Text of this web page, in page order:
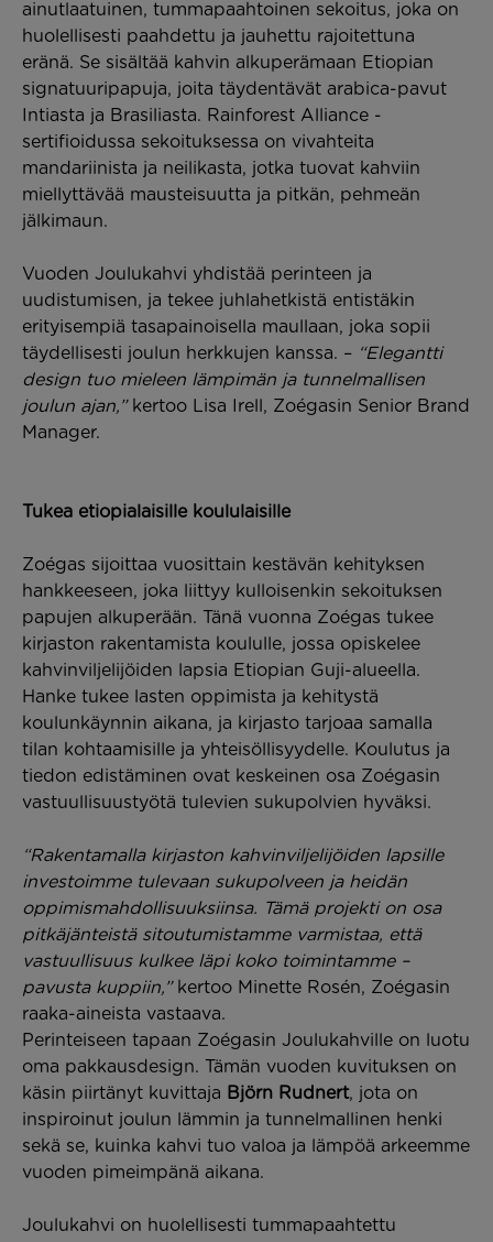
ainutlaatuinen, tummapaahtoinen sekoitus, joka on
huolellisesti paahdettu ja jauhettu rajoitettuna
eränä. Se sisältää kahvin alkuperämaan Etiopian
signatuuripapuja, joita täydentävät arabica-pavut
Intiasta ja Brasiliasta. Rainforest Alliance -
sertifioidussa sekoituksessa on vivahteita
mandariinista ja neilikasta, jotka tuovat kahviin
miellyttävää mausteisuutta ja pitkän, pehmeän
jälkimaun.
Vuoden Joulukahvi yhdistää perinteen ja
uudistumisen, ja tekee juhlahetkistä entistäkin
erityisempiä tasapainoisella maullaan, joka sopii
täydellisesti joulun herkkujen kanssa. – “Elegantti
design tuo mieleen lämpimän ja tunnelmallisen
joulun ajan,”kertoo Lisa Irell, Zoégasin Senior Brand
Manager.
Tukea etiopialaisille koululaisille
Zoégas sijoittaa vuosittain kestävän kehityksen
hankkeeseen, joka liittyy kulloisenkin sekoituksen
papujen alkuperään. Tänä vuonna Zoégas tukee
kirjaston rakentamista koululle, jossa opiskelee
kahvinviljelijöiden lapsia Etiopian Guji-alueella.
Hanke tukee lasten oppimista ja kehitystä
koulunkäynnin aikana, ja kirjasto tarjoaa samalla
tilan kohtaamisille ja yhteisöllisyydelle. Koulutus ja
tiedon edistäminen ovat keskeinen osa Zoégasin
vastuullisuustyötä tulevien sukupolvien hyväksi.
“Rakentamalla kirjaston kahvinviljelijöiden lapsille
investoimme tulevaan sukupolveen ja heidän
oppimismahdollisuuksiinsa. Tämä projekti on osa
pitkäjänteistä sitoutumistamme varmistaa, että
vastuullisuus kulkee läpi koko toimintamme –
pavusta kuppiin,”kertoo Minette Rosén, Zoégasin
raaka-aineista vastaava.
Perinteiseen tapaan Zoégasin Joulukahville on luotu
oma pakkausdesign. Tämän vuoden kuvituksen on
käsin piirtänyt kuvittaja Björn Rudnert, jota on
inspiroinut joulun lämmin ja tunnelmallinen henki
sekä se, kuinka kahvi tuo valoa ja lämpöä arkeemme
vuoden pimeimpänä aikana.
Joulukahvi on huolellisesti tummapaahtettu